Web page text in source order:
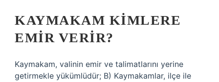
KAYMAKAM KIMLERE
EMIR VERIR?
Kaymakam, valinin emir ve talimatlarını yerine
getirmekle yükümlüdür; B) Kaymakamlar, ilçe ile